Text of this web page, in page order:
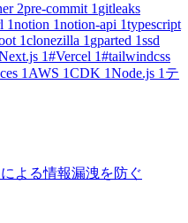
2pre-commit 1 gitleaks
1notion 1notion-api 1typescript
1clonezilla 1 gparted 1ssd
1#Vercel 1#tailwindcss
1 AWS 1CDK 1Node.js 1 テ
よる情報漏洩を防ぐ